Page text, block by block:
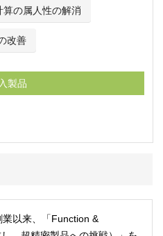
算の属人性の解消
改善
製品
以来、「Function &